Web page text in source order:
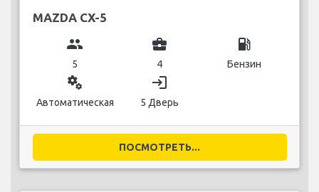
MAZDA CX-5
group
5
business_center
4
local_gas_station
Бензин
miscellaneous_services
Автоматическая
login
5 Дверь
ПОСМОТРЕТЬ...